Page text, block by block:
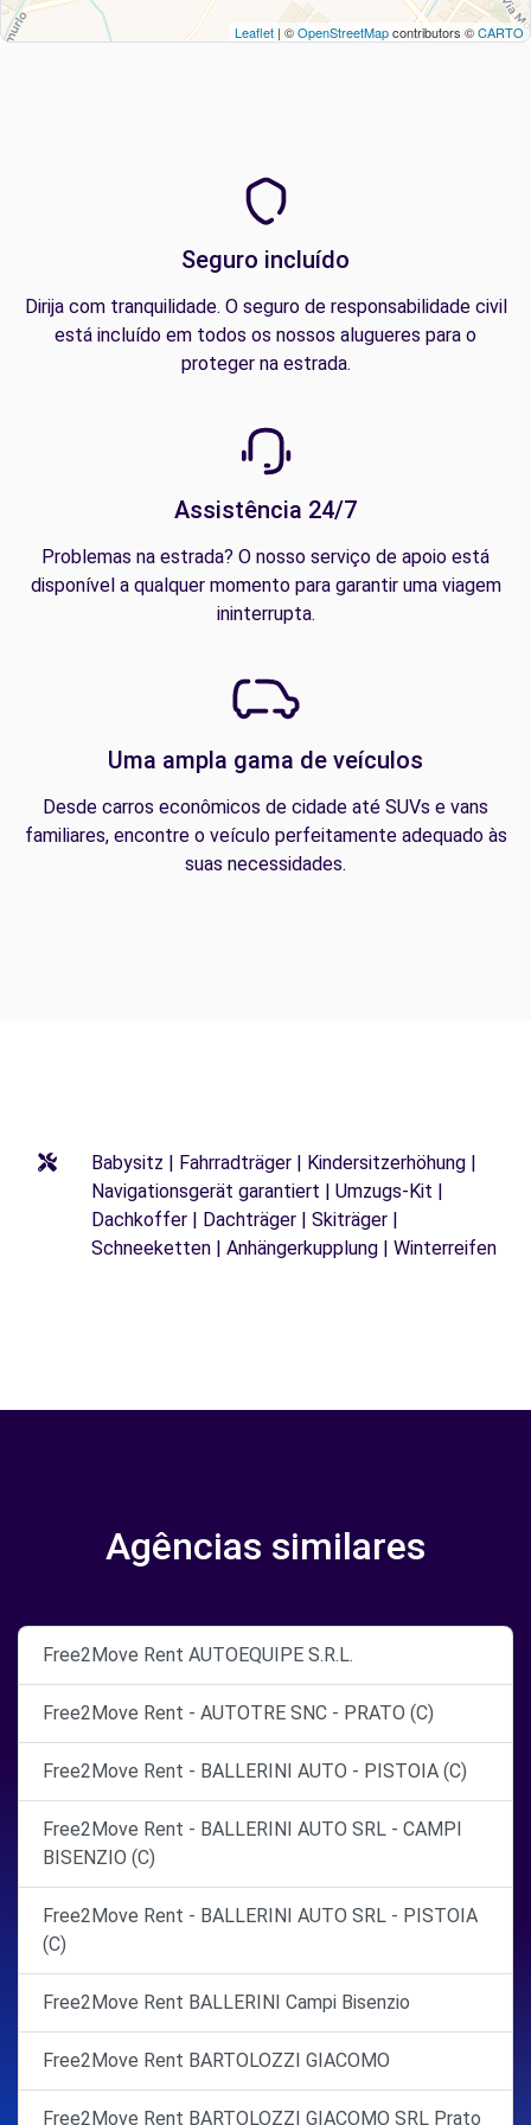
Leaflet | ©OpenStreetMapcontributors ©CARTO
Seguro incluído
Dirija com tranquilidade. O seguro de responsabilidade civil
está incluído em todos os nossos alugueres para o
proteger na estrada.
Assistência 24/7
Problemas na estrada? O nosso serviço de apoio está
disponível a qualquer momento para garantir uma viagem
ininterrupta.
Uma ampla gama de veículos
Desde carros econômicos de cidade até SUVs e vans
familiares, encontre o veículo perfeitamente adequado às
suas necessidades.
Babysitz | Fahrradträger | Kindersitzerhöhung |
Navigationsgerät garantiert | Umzugs-Kit |
Dachkoffer | Dachträger | Skiträger |
Schneeketten | Anhängerkupplung | Winterreifen
Agências similares
Free2Move Rent AUTOEQUIPE S.R.L.
Free2Move Rent - AUTOTRE SNC - PRATO (C)
Free2Move Rent - BALLERINI AUTO - PISTOIA (C)
Free2Move Rent - BALLERINI AUTO SRL - CAMPI
BISENZIO (C)
Free2Move Rent - BALLERINI AUTO SRL - PISTOIA
(C)
Free2Move Rent BALLERINI Campi Bisenzio
Free2Move Rent BARTOLOZZI GIACOMO
Free2Move Rent BARTOLOZZI GIACOMO SRL Prato